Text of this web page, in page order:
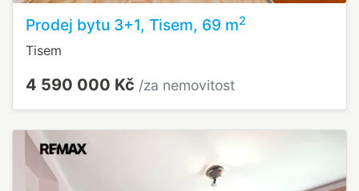
Prodej bytu 3+1, Tisem, 69 m2
Tisem
4 590 000 Kč /za nemovitost